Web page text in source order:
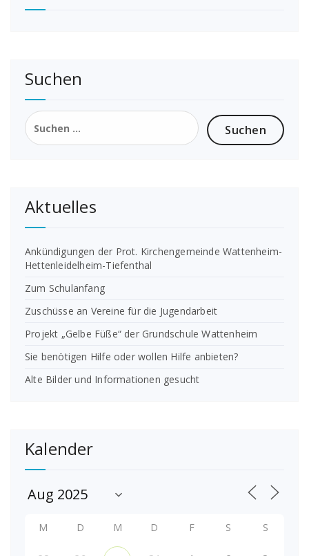
Suchen
Suchen
nach:
Aktuelles
Ankündigungen der Prot. Kirchengemeinde Wattenheim-
Hettenleidelheim-Tiefenthal
Zum Schulanfang
Zuschüsse an Vereine für die Jugendarbeit
Projekt „Gelbe Füße“ der Grundschule Wattenheim
Sie benötigen Hilfe oder wollen Hilfe anbieten?
Alte Bilder und Informationen gesucht
Kalender
M D M D F S S